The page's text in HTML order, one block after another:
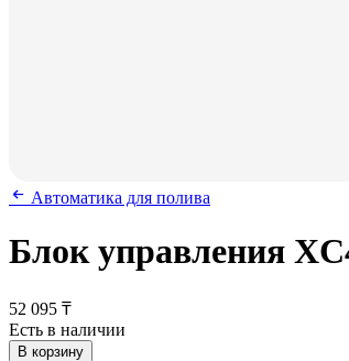
Автоматика для полива
Блок управления
52 095 ₸
Есть в наличии
В корзину